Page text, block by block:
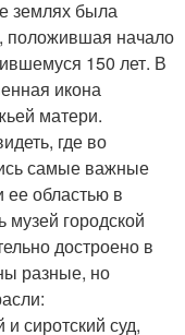
землях была
положившая начало
150 лет. В
икона
матери.
где во
самые важные
областью в
музей городской
достроено в
разные, но
сиротский суд,